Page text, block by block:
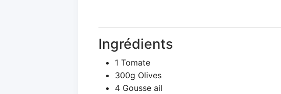
Ingrédients
1 Tomate
300g Olives
4 Gousse ail